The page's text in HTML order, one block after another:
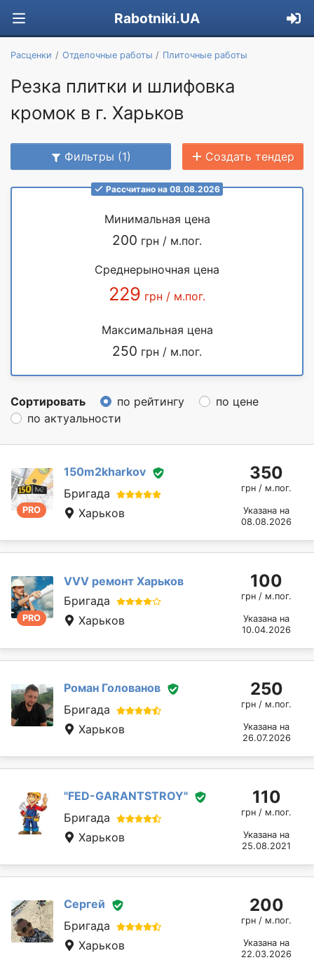
Rabotniki.UA
Расценки Отделочные работы Плиточные работы
Резка плитки и шлифовка
кромок в г. Харьков
Фильтры (1) Создать тендер
Рассчитано на 08.08.2026
Минимальная цена
200 грн / м.пог.
Среднерыночная цена
229 грн / м.пог.
Максимальная цена
250 грн / м.пог.
Сортировать по рейтингу
по цене
по актуальности
PRO
150m2kharkov
Бригада
Харьков
350
грн / м.пог.
Указана на
08.08.2026
PRO
VVV ремонт Харьков
Бригада
Харьков
100
грн / м.пог.
Указана на
10.04.2026
Роман Голованов
Бригада
Харьков
250
грн / м.пог.
Указана на
26.07.2026
"FED-GARANTSTROY"
Бригада
Харьков
110
грн / м.пог.
Указана на
25.08.2021
Сергей
Бригада
Харьков
200
грн / м.пог.
Указана на
22.03.2026